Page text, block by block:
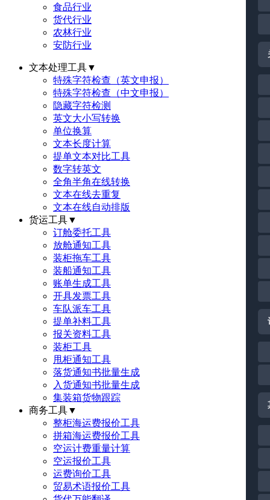
食品行业
货代行业
农林行业
安防行业
文本处理工具▼
特殊字符检查（英文申报）
特殊字符检查（中文申报）
隐藏字符检测
英文大小写转换
单位换算
文本长度计算
提单文本对比工具
数字转英文
全角半角在线转换
文本在线去重复
文本在线自动排版
货运工具▼
订舱委托工具
放舱通知工具
装柜拖车工具
装船通知工具
账单生成工具
开具发票工具
车队派车工具
提单补料工具
报关资料工具
装柜工具
甩柜通知工具
落货通知书批量生成
入货通知书批量生成
集装箱货物跟踪
商务工具▼
整柜海运费报价工具
拼箱海运费报价工具
空运计费重量计算
空运报价工具
运费询价工具
贸易术语报价工具